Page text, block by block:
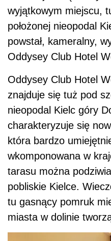
wyjątkowym miejscu,
położonej nieopodal
powstał, kameralny,
Oddysey Club Hotel
Oddysey Club Hotel
znajduje się tuż pod
nieopodal Kielc góry
charakteryzuje się
która bardzo
wkomponowana w
tarasu można
pobliskie Kielce.
tu gasnący pomruk
miasta w dolinie